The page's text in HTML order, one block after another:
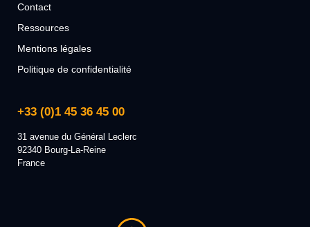
Contact
Ressources
Mentions légales
Politique de confidentialité
+33 (0)1 45 36 45 00
31 avenue du Général Leclerc
92340 Bourg-La-Reine
France